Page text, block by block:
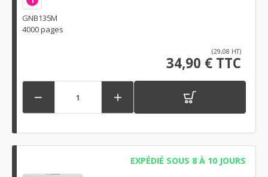
GNB135M
4000 pages
(29,08 HT)
34,90 € TTC
 
EXPÉDIÉ SOUS 8 À 10 JOURS